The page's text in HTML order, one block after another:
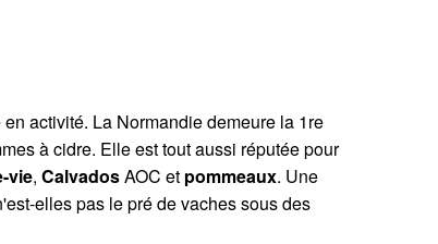
activité. La Normandie demeure la 1re
à cidre. Elle est tout aussi réputée pour
vie, CalvadosAOC et pommeaux. Une
elles pas le pré de vaches sous des